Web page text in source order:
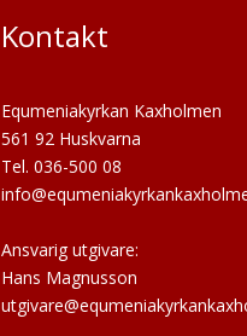
Kontakt
Equmeniakyrkan Kaxholmen
561 92 Huskvarna
Tel. 036-500 08
Ansvarig utgivare:
Hans Magnusson